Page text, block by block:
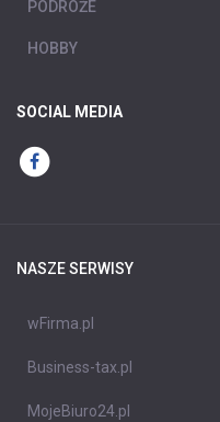
PODRÓŻE
HOBBY
SOCIAL MEDIA
NASZE SERWISY
wFirma.pl
Business-tax.pl
MojeBiuro24.pl